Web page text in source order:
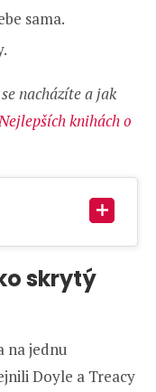
sama.
nacházíte a jak
knihách o
skrytý
na jednu
Doyle a Treacy